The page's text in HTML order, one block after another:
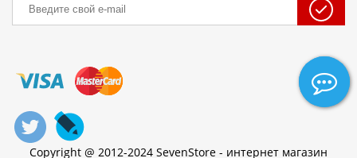
Copyright @ 2012-2024 SevenStore - интернет магазин